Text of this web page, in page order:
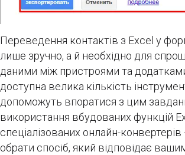
Переведення контактів з Excel у
лише зручно, а й необхідно для
даними між пристроями та
доступна велика кількість
допоможуть впоратися з цим
використання вбудованих функцій
спеціалізованих онлайн-
обрати спосіб, який відповідає